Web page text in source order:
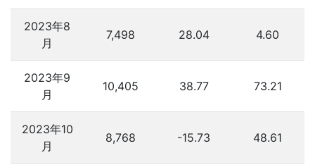
2023年8
月
7,498 28.04 4.60
2023年9
月
10,405 38.77 73.21
2023年10
月
8,768 -15.73 48.61